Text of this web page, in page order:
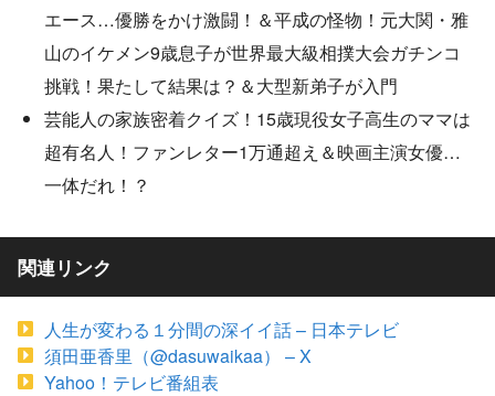
エース…優勝をかけ激闘！＆平成の怪物！元大関・雅
山のイケメン9歳息子が世界最大級相撲大会ガチンコ
挑戦！果たして結果は？＆大型新弟子が入門
芸能人の家族密着クイズ！15歳現役女子高生のママは
超有名人！ファンレター1万通超え＆映画主演女優…
一体だれ！？
関連リンク
人生が変わる１分間の深イイ話 – 日本テレビ
須田亜香里（@dasuwaikaa） – X
Yahoo！テレビ番組表